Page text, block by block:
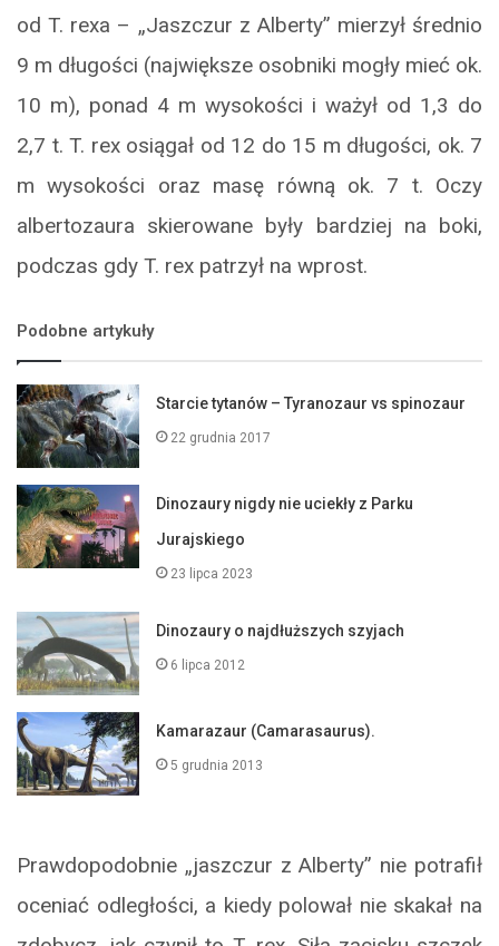
od T. rexa – „Jaszczur z Alberty” mierzył średnio
9 m długości (największe osobniki mogły mieć ok.
10 m), ponad 4 m wysokości i ważył od 1,3 do
2,7 t. T. rex osiągał od 12 do 15 m długości, ok. 7
m wysokości oraz masę równą ok. 7 t. Oczy
albertozaura skierowane były bardziej na boki,
podczas gdy T. rex patrzył na wprost.
Podobne artykuły
Starcie tytanów – Tyranozaur vs spinozaur
22 grudnia 2017
Dinozaury nigdy nie uciekły z Parku
Jurajskiego
23 lipca 2023
Dinozaury o najdłuższych szyjach
6 lipca 2012
Kamarazaur (Camarasaurus).
5 grudnia 2013
Prawdopodobnie „jaszczur z Alberty” nie potrafił
oceniać odległości, a kiedy polował nie skakał na